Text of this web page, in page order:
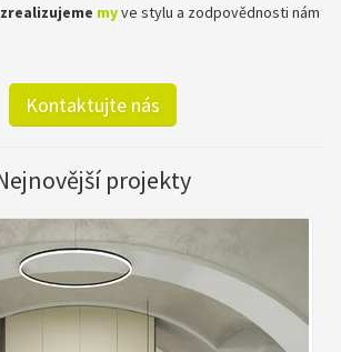
myve stylu a zodpovědnosti nám
Kontaktujte nás
projekty